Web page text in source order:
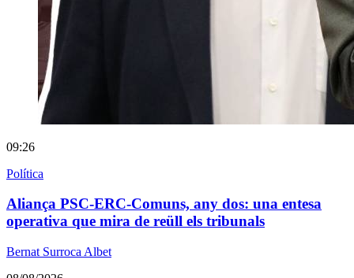
09:26
Política
Aliança PSC-ERC-Comuns, any dos: una entesa
operativa que mira de reüll els tribunals
Bernat Surroca Albet